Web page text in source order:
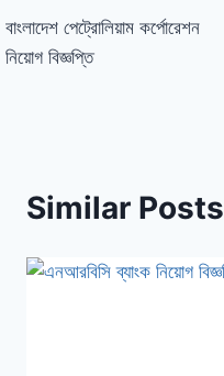
বাংলাদেশ পেট্রোলিয়াম কর্পোরেশন
নিয়োগ বিজ্ঞপ্তি
Similar Posts